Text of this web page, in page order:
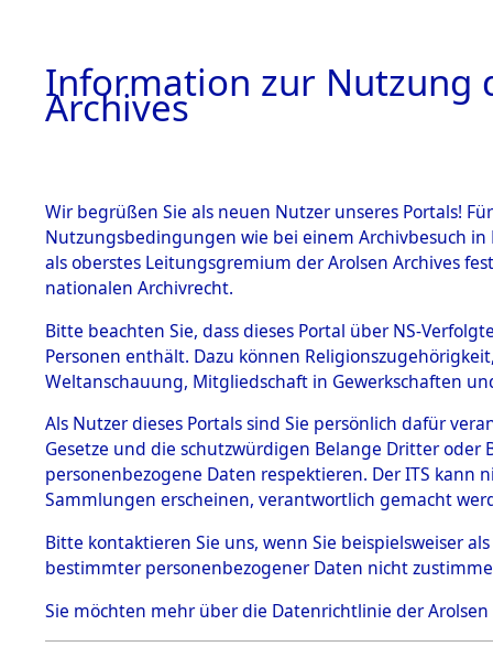
BESTÄNDE
1.
Inhaftierungsdoku
mente
1.2.9 Beim ITS
Effekten
1.2.9.1
Effekten aus
dem KZ
Dachau
1.2.9.2
Effekten aus
dem KZ
Bayerisches
0003
Information zur Nutzung
Archives
Wir begrüßen Sie als neuen Nutzer unseres Portals!
Nutzungsbedingungen wie bei einem Archivbesuch
als oberstes Leitungsgremium der Arolsen Archives
nationalen Archivrecht.
Bitte beachten Sie, dass dieses Portal über NS-
Personen enthält. Dazu können
Weltanschauung, Mitgliedschaft in Gewerkschaften
Als Nutzer dieses Portals sind Sie persönlich dafür
Gesetze und die schutzwürdigen Belange Dritter
personenbezogene Daten respektieren. Der ITS
Sammlungen erscheinen, verantwortlich gemacht
Bitte kontaktieren Sie uns, wenn Sie beispielsweiser
bestimmter personenbezogener Daten nicht
Sie möchten mehr über die Datenrichtlinie der Arolsen